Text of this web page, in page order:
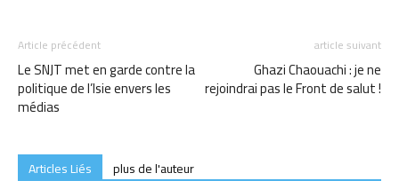
Article précédent
Le SNJT met en garde contre la
politique de l’Isie envers les
médias
article suivant
Ghazi Chaouachi : je ne
rejoindrai pas le Front de salut !
Articles Liés
plus de l'auteur